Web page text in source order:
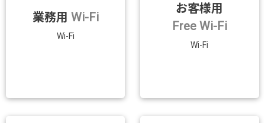
業務用 Wi-Fi
Wi-Fi
お客様用
Free Wi-Fi
Wi-Fi